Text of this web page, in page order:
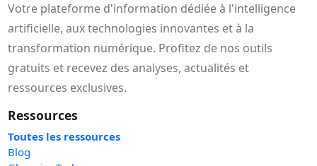
Votre plateforme d'information dédiée à l'intelligence
artificielle, aux technologies innovantes et à la
transformation numérique. Profitez de nos outils
gratuits et recevez des analyses, actualités et
ressources exclusives.
Ressources
Toutes les ressources
Blog